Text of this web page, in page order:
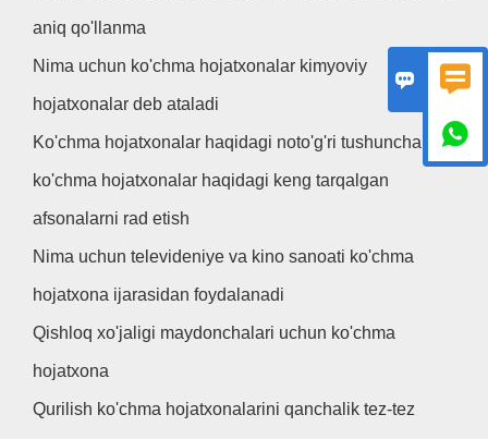
aniq qo'llanma
Nima uchun ko'chma hojatxonalar kimyoviy
hojatxonalar deb ataladi
Ko'chma hojatxonalar haqidagi noto'g'ri tushunchalar:
ko'chma hojatxonalar haqidagi keng tarqalgan
afsonalarni rad etish
Nima uchun televideniye va kino sanoati ko'chma
hojatxona ijarasidan foydalanadi
Qishloq xo'jaligi maydonchalari uchun ko'chma
hojatxona
Qurilish ko'chma hojatxonalarini qanchalik tez-tez
 
